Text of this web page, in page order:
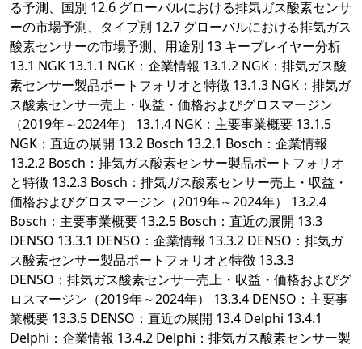
る予測、国別 12.6 グローバルにおける排気ガス酸素センサ
ーの市場予測、タイプ別 12.7 グローバルにおける排気ガス
酸素センサーの市場予測、用途別 13 キープレイヤー分析
13.1 NGK 13.1.1 NGK：企業情報 13.1.2 NGK：排気ガス酸
素センサー製品ポートフォリオと特徴 13.1.3 NGK：排気ガ
ス酸素センサー売上・収益・価格およびグロスマージン
（2019年～2024年） 13.1.4 NGK：主要事業概要 13.1.5
NGK：直近の展開 13.2 Bosch 13.2.1 Bosch：企業情報
13.2.2 Bosch：排気ガス酸素センサー製品ポートフォリオ
と特徴 13.2.3 Bosch：排気ガス酸素センサー売上・収益・
価格およびグロスマージン（2019年～2024年） 13.2.4
Bosch：主要事業概要 13.2.5 Bosch：直近の展開 13.3
DENSO 13.3.1 DENSO：企業情報 13.3.2 DENSO：排気ガ
ス酸素センサー製品ポートフォリオと特徴 13.3.3
DENSO：排気ガス酸素センサー売上・収益・価格およびグ
ロスマージン（2019年～2024年） 13.3.4 DENSO：主要事
業概要 13.3.5 DENSO：直近の展開 13.4 Delphi 13.4.1
Delphi：企業情報 13.4.2 Delphi：排気ガス酸素センサー製